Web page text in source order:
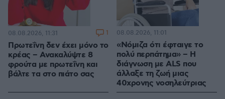
Πρωτεΐνη δεν έχει μόνο το
κρέας – Ανακαλύψτε 8
φρούτα με πρωτεΐνη και
βάλτε τα στο πιάτο σας
08.08.2026, 11:31 1
«Νόμιζα ότι έφταιγε το
πολύ περπάτημα» – Η
διάγνωση με ALS που
άλλαξε τη ζωή μιας
40χρονης νοσηλεύτριας
08.08.2026, 11:01